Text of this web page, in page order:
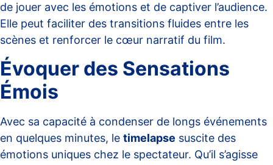
de jouer avec les émotions et de captiver l’audience.
Elle peut faciliter des transitions fluides entre les
scènes et renforcer le cœur narratif du film.
Évoquer des Sensations
Émois
Avec sa capacité à condenser de longs événements
en quelques minutes, le timelapse suscite des
émotions uniques chez le spectateur. Qu’il s’agisse